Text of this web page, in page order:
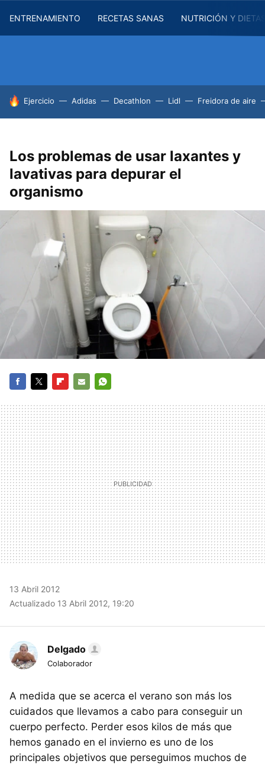
ENTRENAMIENTO RECETAS SANAS NUTRICIÓN Y
HOY SE HABLA DE
Ejercicio Adidas Decathlon Lidl Freidora de aire
Los problemas de usar laxantes y
lavativas para depurar el
organismo
MAIL
13 Abril 2012
Actualizado 13 Abril 2012, 19:20
Delgado
Colaborador
A medida que se acerca el verano son más los
cuidados que llevamos a cabo para conseguir un
cuerpo perfecto. Perder esos kilos de más que
hemos ganado en el invierno es uno de los
principales objetivos que perseguimos muchos de